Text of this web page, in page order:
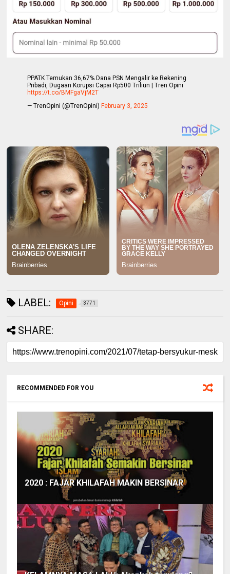
PPATK Temukan 36,67% Dana PSN Mengalir ke Rekening
Pribadi, Dugaan Korupsi Capai Rp500 Triliun | Tren Opini
https://t.co/BMFgaVjM2T
— TrenOpini (@TrenOpini) February 3, 2025
LABEL: Opini 3771
SHARE:
RECOMMENDED FOR YOU
2020 : FAJAR KHILAFAH MAKIN BERSINAR